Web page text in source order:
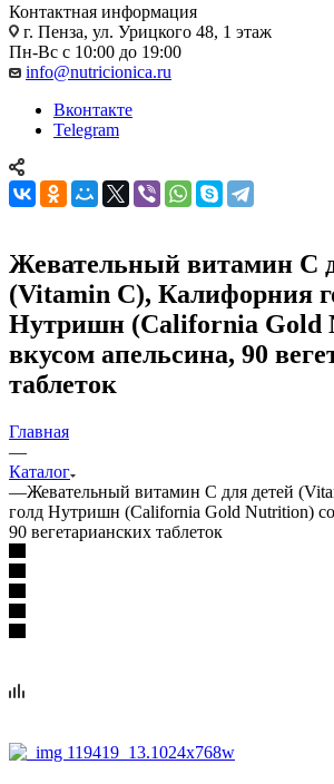
Контактная информация
г. Пенза, ул. Урицкого 48, 1 этаж
Пн-Вс с 10:00 до 19:00
info@nutricionica.ru
Вконтакте
Telegram
Жевательный витамин С
(Vitamin C), Калифорния
Нутришн (California Gold
вкусом апельсина, 90
таблеток
Главная
—
Каталог
—Жевательный витамин С для детей
голд Нутришн (California Gold Nutrition)
90 вегетарианских таблеток